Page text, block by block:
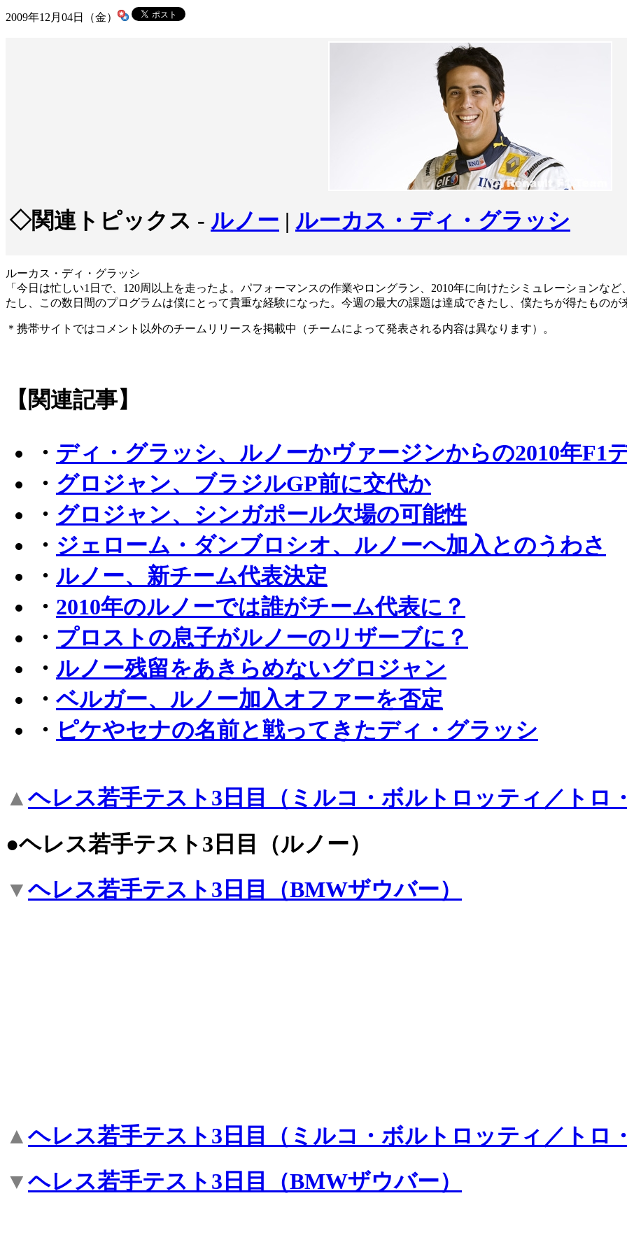
2009年12月04日（金）
◇関連トピックス - ルノー | ルーカス・ディ・グラッシ
ルーカス・ディ・グラッシ
「今日は忙しい1日で、120周以上を走ったよ。パフォーマンスの作業やロングラン、2010年に向けたシミュレーションな
たし、この数日間のプログラムは僕にとって貴重な経験になった。今週の最大の課題は達成できたし、僕たちが得たものが
＊携帯サイトではコメント以外のチームリリースを掲載中（チームによって発表される内容は異なります）。
【関連記事】
・ ディ・グラッシ、ルノーかヴァージンからの2010年F1
・ グロジャン、ブラジルGP前に交代か
・ グロジャン、シンガポール欠場の可能性
・ ジェローム・ダンブロシオ、ルノーへ加入とのうわさ
・ ルノー、新チーム代表決定
・ 2010年のルノーでは誰がチーム代表に？
・ プロストの息子がルノーのリザーブに？
・ ルノー残留をあきらめないグロジャン
・ ベルガー、ルノー加入オファーを否定
・ ピケやセナの名前と戦ってきたディ・グラッシ
▲ヘレス若手テスト3日目（ミルコ・ボルトロッティ／トロ
●ヘレス若手テスト3日目（ルノー）
▼ヘレス若手テスト3日目（BMWザウバー）
▲ヘレス若手テスト3日目（ミルコ・ボルトロッティ／トロ
▼ヘレス若手テスト3日目（BMWザウバー）